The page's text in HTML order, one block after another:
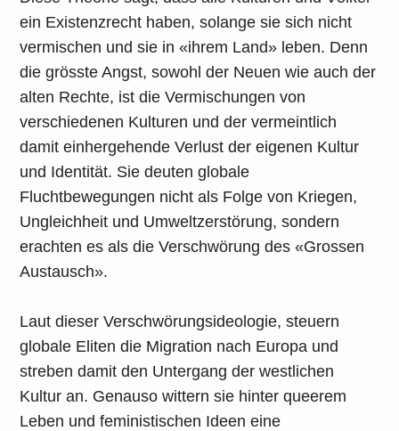
ein Existenzrecht haben, solange sie sich nicht
vermischen und sie in «ihrem Land» leben. Denn
die grösste Angst, sowohl der Neuen wie auch der
alten Rechte, ist die Vermischungen von
verschiedenen Kulturen und der vermeintlich
damit einhergehende Verlust der eigenen Kultur
und Identität. Sie deuten globale
Fluchtbewegungen nicht als Folge von Kriegen,
Ungleichheit und Umweltzerstörung, sondern
erachten es als die Verschwörung des «Grossen
Austausch».
Laut dieser Verschwörungsideologie, steuern
globale Eliten die Migration nach Europa und
streben damit den Untergang der westlichen
Kultur an. Genauso wittern sie hinter queerem
Leben und feministischen Ideen eine